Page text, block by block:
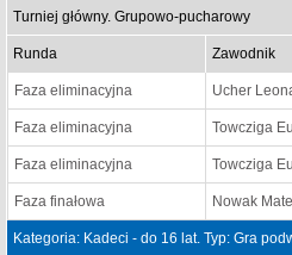
Turniej główny. Grupowo-pucharowy
Runda Zawodnik
Faza eliminacyjna Ucher
Faza eliminacyjna Towcziga
Faza eliminacyjna Towcziga
Faza finałowa Nowak
Kategoria: Kadeci - do 16 lat. Typ: Gra